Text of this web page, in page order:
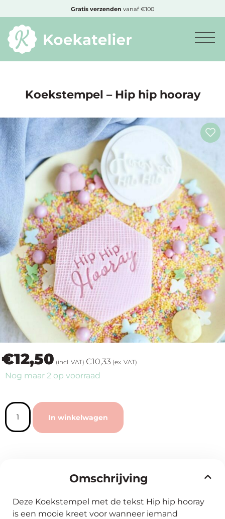
Minimum
Nieuwe
producten
Producten
op
soort
Producten
op
thema
Maatwerk
Cursussen
Gratis
Outlet
Gratis verzenden vanaf €100
Koekstempel – Hip hip hooray
€12,50 (incl. VAT) €10,33 (ex. VAT)
Nog maar 2 op voorraad
In winkelwagen
Omschrijving
Deze Koekstempel met de tekst Hip hip hooray
is een mooie kreet voor wanneer iemand